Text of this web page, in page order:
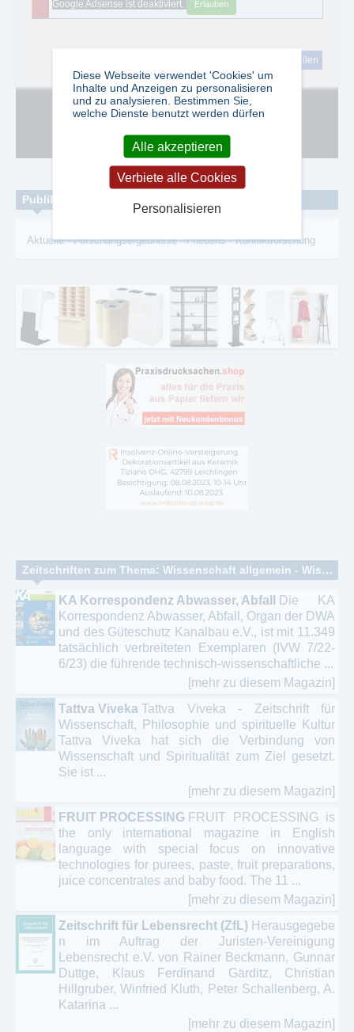
Google Adsense ist deaktiviert. Erlauben
teilen
Publikationen zum Thema:
Aktuelle-Forschungsergebnisse-Friedens-Konfliktforschung
Zeitschriften zum Thema: Wissenschaft allgemein - Wissenschaftliche Publikationen
KA Korrespondenz Abwasser, Abfall
Die KA
Korrespondenz Abwasser, Abfall, Organ der DWA
und des Güteschutz Kanalbau e.V., ist mit 11.349
tatsächlich verbreiteten Exemplaren (IVW 7/22-
6/23) die führende technisch-wissenschaftliche ...
[mehr zu diesem Magazin]
Tattva Viveka Tattva Viveka - Zeitschrift für
Wissenschaft, Philosophie und spirituelle Kultur
Tattva Viveka hat sich die Verbindung von
Wissenschaft und Spiritualität zum Ziel gesetzt.
Sie ist ...
[mehr zu diesem Magazin]
FRUIT PROCESSING FRUIT PROCESSING is
the only international magazine in English
language with special focus on innovative
technologies for purees, paste, fruit preparations,
juice concentrates and baby food. The 11 ...
[mehr zu diesem Magazin]
Zeitschrift für Lebensrecht (ZfL) Herausgegebe
n im Auftrag der Juristen-Vereinigung
Lebensrecht e.V. von Rainer Beckmann, Gunnar
Duttge, Klaus Ferdinand Gärditz, Christian
Hillgruber, Winfried Kluth, Peter Schallenberg, A.
Katarina ...
[mehr zu diesem Magazin]
Diese Webseite verwendet 'Cookies' um
Inhalte und Anzeigen zu personalisieren
und zu analysieren. Bestimmen Sie,
welche Dienste benutzt werden dürfen
Alle akzeptieren
Verbiete alle Cookies
Personalisieren